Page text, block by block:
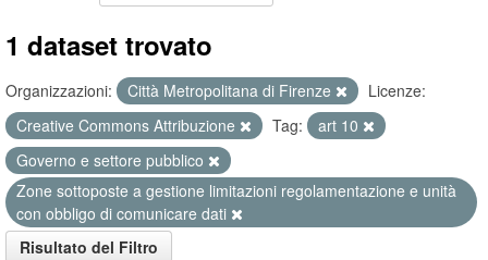
1 dataset trovato
Organizzazioni: Città Metropolitana di Firenze
Licenze:
Creative Commons Attribuzione
Tag:
art 10
Governo e settore pubblico
Zone sottoposte a gestione limitazioni regolamentazione e unità
con obbligo di comunicare dati
Risultato del Filtro